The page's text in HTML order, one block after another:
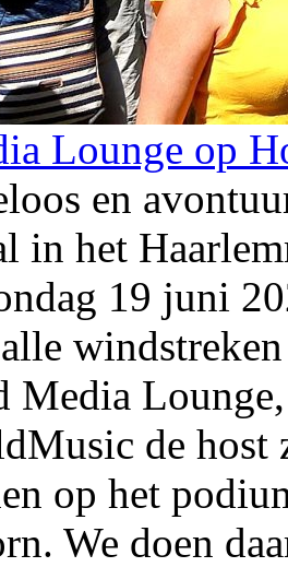
Lounge op
en
in het
19 juni
Media
de host
op het
We doen